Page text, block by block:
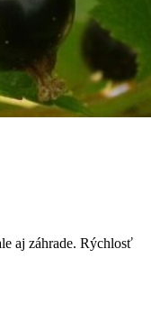
aj záhrade. Rýchlosť